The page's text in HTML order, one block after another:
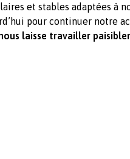
et stables adaptées à
pour continuer notre
laisse travailler